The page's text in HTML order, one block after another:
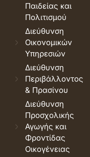
Παιδείας και
Πολιτισμού
Διεύθυνση
Οικονομικών
Υπηρεσιών
Διεύθυνση
Περιβάλλοντος
& Πρασίνου
Διεύθυνση
Προσχολικής
Αγωγής και
Φροντίδας
Οικογένειας